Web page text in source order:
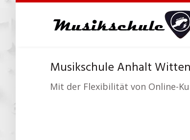
content
Musikschule Anhalt
Mit der Flexibilität von Online-